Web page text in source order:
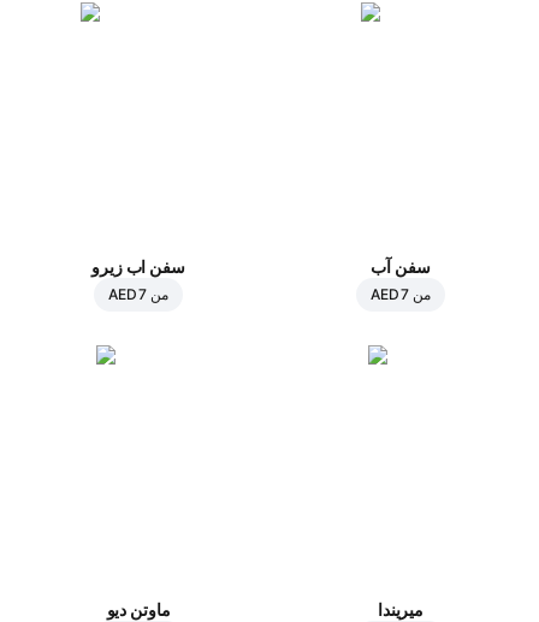
سفن آب
من AED 7
سفن اب زيرو
من AED 7
ميريندا ماوتن ديو